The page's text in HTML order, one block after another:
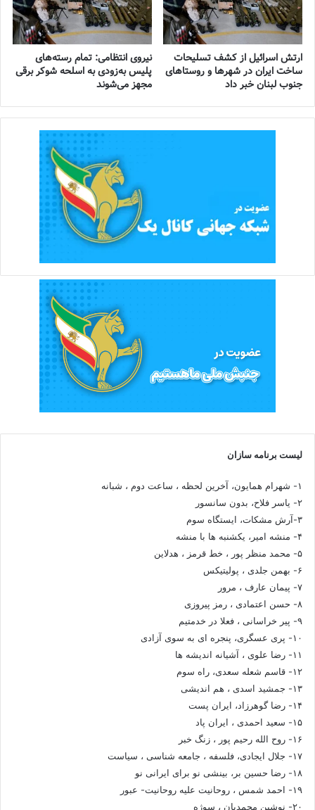
ارتش اسرائیل از کشف تسلیحات
ساخت ایران در شهرها و روستاهای
جنوب لبنان خبر داد
نیروی انتظامی: تمام رسته‌های
پلیس به‌زودی به اسلحه شوکر برقی
مجهز می‌شوند
لیست برنامه سازان
۱- شهرام همایون، آخرین لحظه ، ساعت دوم ، شبانه
۲- یاسر فلاح، بدون سانسور
۳-آرش مشکات، ایستگاه سوم
۴- منشه امیر، یکشنبه ها با منشه
۵- محمد منظر پور ، خط قرمز ، هدلاین
۶- بهمن جلدی ، پولیتیکس
۷- پیمان عارف ، مرور
۸- حسن اعتمادی ، رمز پیروزی
۹- پیر خراسانی ، فعلا در خدمتیم
۱۰- پری عسگری، پنجره ای به سوی آزادی
۱۱- رضا علوی ، آشیانه اندیشه ها
۱۲- قاسم شعله سعدی، راه سوم
۱۳- جمشید اسدی ، هم اندیشی
۱۴- رضا گوهرزاد، ایران پست
۱۵- سعید احمدی ، ایران پاد
۱۶- روح الله رحیم پور ، زنگ خبر
۱۷- جلال ایجادی، فلسفه ، جامعه شناسی ، سیاست
۱۸- رضا حسین بر، بینشی نو برای ایرانی نو
۱۹- احمد شمس ، روحانیت علیه روحانیت- عبور
۲۰- نوشین محمدیان ، سوژه